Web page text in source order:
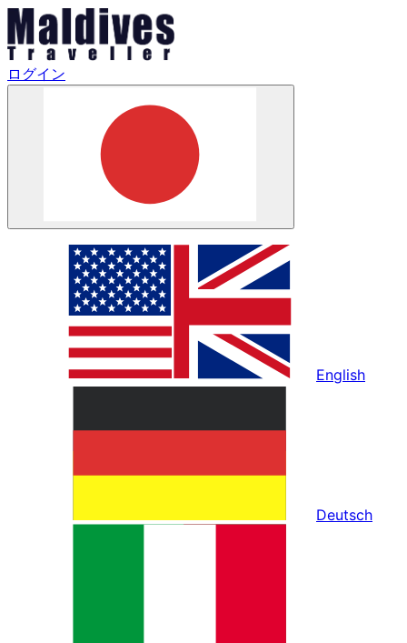
ログイン
English
Deutsch